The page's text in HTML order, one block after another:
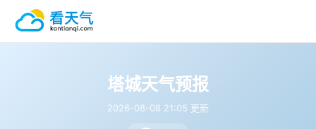
塔城天气预报
2026-08-08 21:05 更新